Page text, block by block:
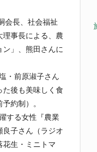
会長、社会福祉
事長による、農
」、熊田さんに
・前原淑子さん
後も美味しく食
約制）。
する女性『農業
子さん（ラジオ
花生・ミニトマ